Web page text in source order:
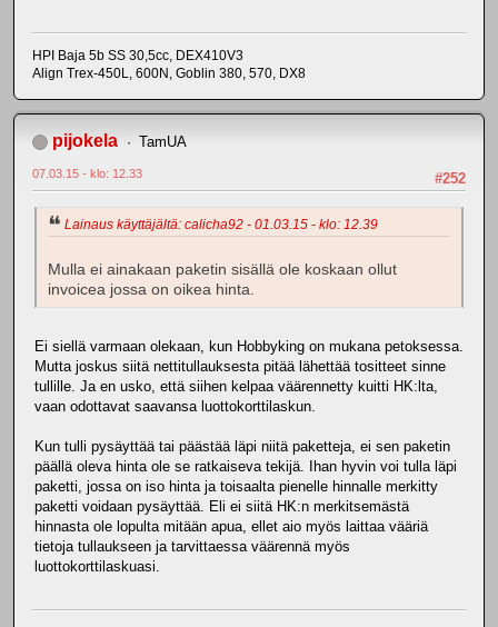
HPI Baja 5b SS 30,5cc, DEX410V3
Align Trex-450L, 600N, Goblin 380, 570, DX8
pijokela TamUA
#252
07.03.15 - klo: 12.33
Lainaus käyttäjältä: calicha92 - 01.03.15 - klo: 12.39
Mulla ei ainakaan paketin sisällä ole koskaan ollut
invoicea jossa on oikea hinta.
Ei siellä varmaan olekaan, kun Hobbyking on mukana petoksessa.
Mutta joskus siitä nettitullauksesta pitää lähettää tositteet sinne
tullille. Ja en usko, että siihen kelpaa väärennetty kuitti HK:lta,
vaan odottavat saavansa luottokorttilaskun.
Kun tulli pysäyttää tai päästää läpi niitä paketteja, ei sen paketin
päällä oleva hinta ole se ratkaiseva tekijä. Ihan hyvin voi tulla läpi
paketti, jossa on iso hinta ja toisaalta pienelle hinnalle merkitty
paketti voidaan pysäyttää. Eli ei siitä HK:n merkitsemästä
hinnasta ole lopulta mitään apua, ellet aio myös laittaa vääriä
tietoja tullaukseen ja tarvittaessa väärennä myös
luottokorttilaskuasi.